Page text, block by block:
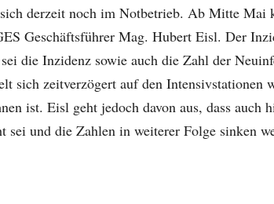
derzeit noch im Notbetrieb. Ab Mitte Mai
Geschäftsführer Mag. Hubert Eisl. Der
die Inzidenz sowie auch die Zahl der
sich zeitverzögert auf den Intensivstationen
ist. Eisl geht jedoch davon aus, dass auch
sei und die Zahlen in weiterer Folge sinken